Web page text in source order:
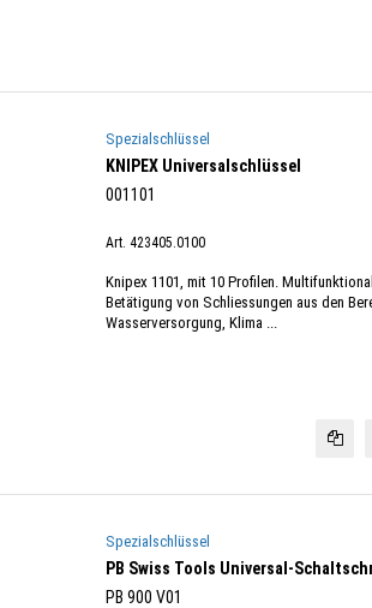
Spezialschlüssel
KNIPEX Universalschlüssel
001101
Art. 423405.0100
Knipex 1101, mit 10 Profilen.
Betätigung von Schliessungen aus den
Wasserversorgung, Klima ...
Spezialschlüssel
PB Swiss Tools Universal-
PB 900 V01